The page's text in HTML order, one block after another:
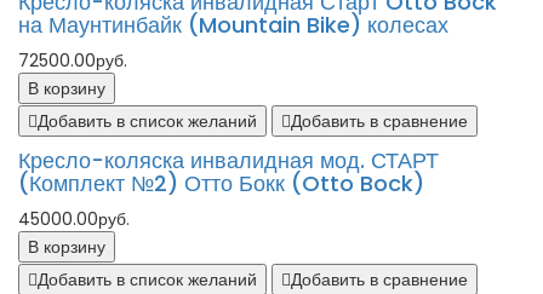
на Маунтинбайк (Mountain Bike) колесах
72500.00руб.
В корзину
Добавить в список желаний
Добавить в сравнение
Кресло-коляска инвалидная мод. СТАРТ
(Комплект №2) Отто Бокк (Otto Bock)
45000.00руб.
В корзину
Добавить в список желаний
Добавить в сравнение